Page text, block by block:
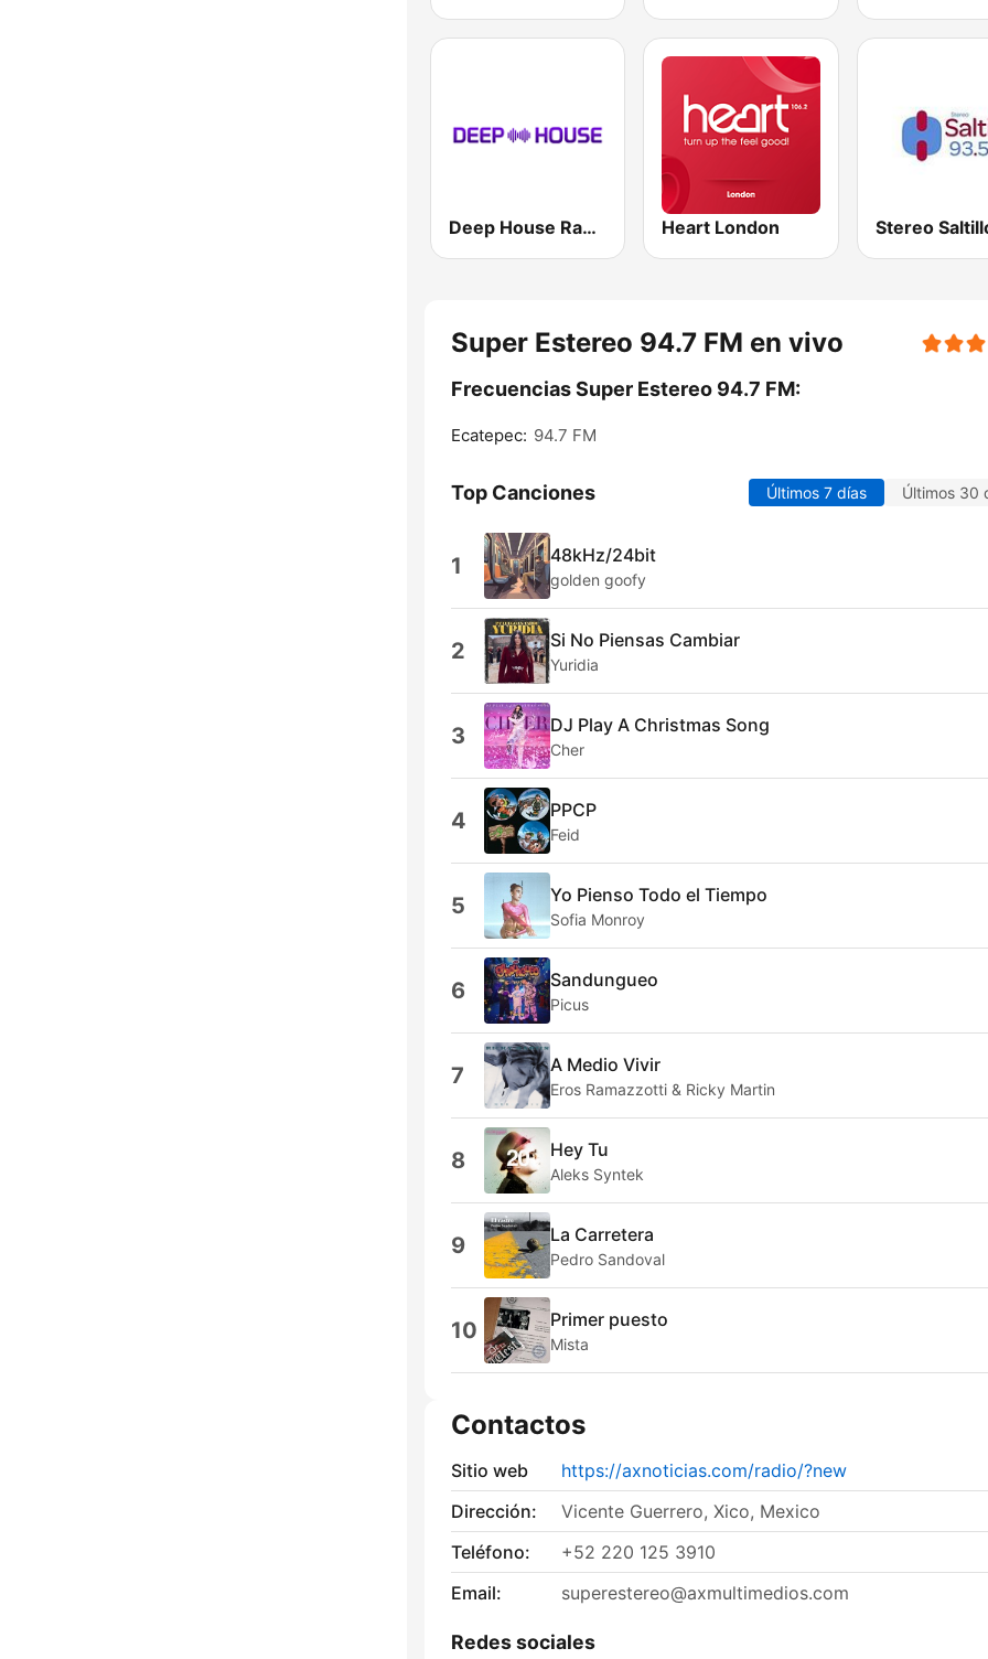
Deep House Radio Heart London
Super Estereo 94.7 FM en vivo
Frecuencias Super Estereo 94.7 FM:
Ecatepec: 94.7 FM
Top Canciones Últimos 7 días Últimos 30
1 48kHz/24bit
golden goofy
2 Si No Piensas Cambiar
Yuridia
3 DJ Play A Christmas Song
Cher
4 PPCP
Feid
5 Yo Pienso Todo el Tiempo
Sofia Monroy
6 Sandungueo
Picus
7 A Medio Vivir
Eros Ramazzotti & Ricky Martin
8 Hey Tu
Aleks Syntek
9 La Carretera
Pedro Sandoval
10 Primer puesto
Mista
Contactos
Sitio web
https://axnoticias.com/radio/?new
Dirección:
Vicente Guerrero, Xico, Mexico
Teléfono:
+52 220 125 3910
Email:
superestereo@axmultimedios.com
Redes sociales